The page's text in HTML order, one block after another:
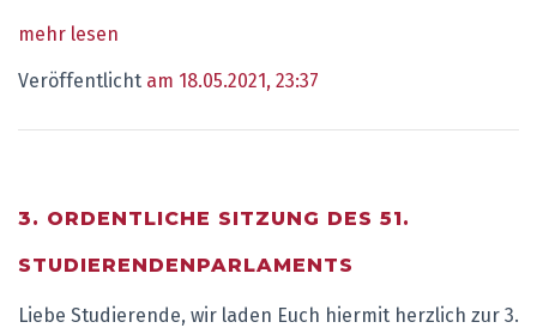
mehr lesen
Veröffentlicht am 18.05.2021, 23:37
3. ORDENTLICHE SITZUNG DES 51.
STUDIERENDENPARLAMENTS
Liebe Studierende, wir laden Euch hiermit herzlich zur 3.